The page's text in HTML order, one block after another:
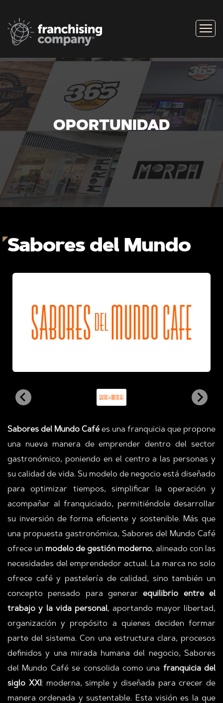
OPORTUNIDAD
Sabores del Mundo
Sabores del Mundo Café es una franquicia que propone
una nueva manera de emprender dentro del sector
gastronómico, poniendo en el centro a las personas y
su calidad de vida. Su modelo de negocio está diseñado
para optimizar tiempos, simplificar la operación y
acompañar al franquiciado, permitiéndole desarrollar
su inversión de forma eficiente y sostenible. Más que
una propuesta gastronómica, Sabores del Mundo Café
ofrece un modelo de gestión moderno, alineado con las
necesidades del emprendedor actual. La marca no solo
ofrece café y pastelería de calidad, sino también un
concepto pensado para generarequilibrio entre el
trabajo y la vida personal, aportando mayor libertad,
organización y propósito a quienes deciden formar
parte del sistema. Con una estructura clara, procesos
definidos y una mirada humana del negocio, Sabores
del Mundo Café se consolida como una franquicia del
siglo XXI: moderna, simple y diseñada para crecer de
manera ordenada y sustentable. Esta visión es la que